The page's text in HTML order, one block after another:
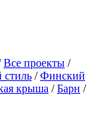
Все проекты /
стиль /Финский
крыша /Барн /